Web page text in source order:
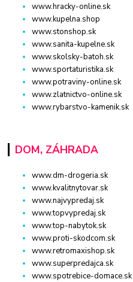
www.hracky-online.sk
www.kupelna.shop
www.stonshop.sk
www.sanita-kupelne.sk
www.skolsky-batoh.sk
www.sportaturistika.sk
www.potraviny-online.sk
www.zlatnictvo-online.sk
www.rybarstvo-kamenik.sk
DOM, ZÁHRADA
www.dm-drogeria.sk
www.kvalitnytovar.sk
www.najvypredaj.sk
www.topvypredaj.sk
www.top-nabytok.sk
www.proti-skodcom.sk
www.retromaxishop.sk
www.superpredajca.sk
www.spotrebice-domace.sk